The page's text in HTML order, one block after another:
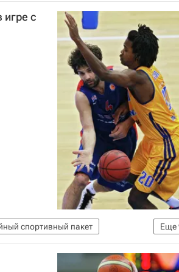
с
Еще
спортивный пакет
Единая лига ВТБ
Химки
Фридзон